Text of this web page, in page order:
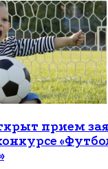
прием